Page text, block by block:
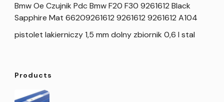
Bmw Oe Czujnik Pdc Bmw F20 F30 9261612 Black
Sapphire Mat 66209261612 9261612 9261612 A104
pistolet lakierniczy 1,5 mm dolny zbiornik 0,6 l stal
Products